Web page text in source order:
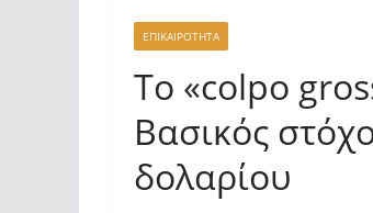
ΕΠΙΚΑΙΡΟΤΗΤΑ
Το «colpo
Βασικός
δολαρίου